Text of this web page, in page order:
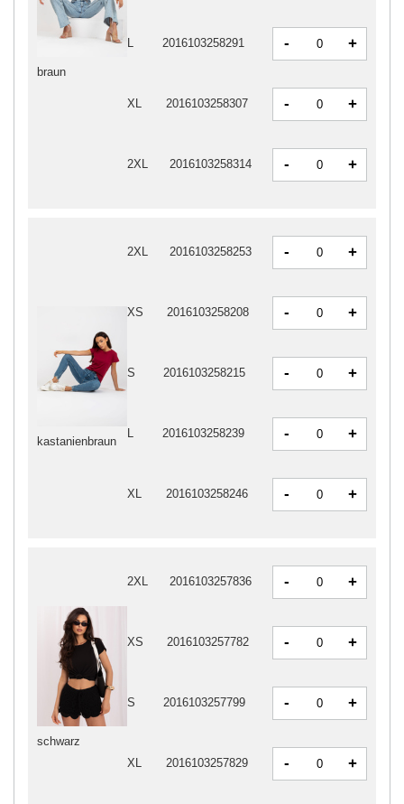
kastanienbraun
2XL 2016103258253 - +
XS 2016103258208 - +
S 2016103258215 - +
L 2016103258239 - +
XL 2016103258246 - +
schwarz
2XL 2016103257836 - +
XS 2016103257782 - +
S 2016103257799 - +
XL 2016103257829 - +
braun
L 2016103258291 - +
XL 2016103258307 - +
2XL 2016103258314 - +